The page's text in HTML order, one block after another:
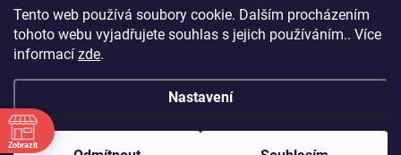
Tento web používá soubory cookie. Dalším procházením
tohoto webu vyjadřujete souhlas s jejich používáním.. Více
informací zde.
Nastavení
gunar detailuj.cz
770192683
Copyright 2026 . Všechna práva vyhrazena.
Zobrazit